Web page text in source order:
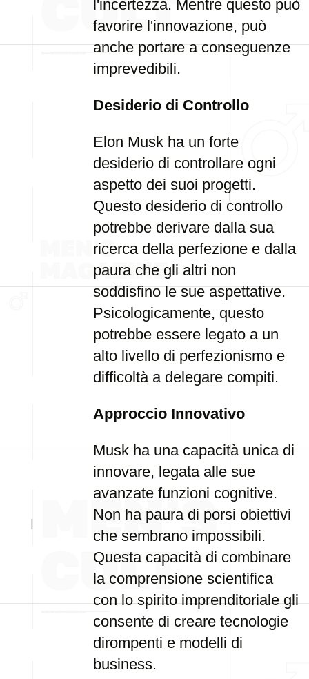
l'incertezza. Mentre questo può
favorire l'innovazione, può
anche portare a conseguenze
imprevedibili.
Desiderio di Controllo
Elon Musk ha un forte
desiderio di controllare ogni
aspetto dei suoi progetti.
Questo desiderio di controllo
potrebbe derivare dalla sua
ricerca della perfezione e dalla
paura che gli altri non
soddisfino le sue aspettative.
Psicologicamente, questo
potrebbe essere legato a un
alto livello di perfezionismo e
difficoltà a delegare compiti.
Approccio Innovativo
Musk ha una capacità unica di
innovare, legata alle sue
avanzate funzioni cognitive.
Non ha paura di porsi obiettivi
che sembrano impossibili.
Questa capacità di combinare
la comprensione scientifica
con lo spirito imprenditoriale gli
consente di creare tecnologie
dirompenti e modelli di
business.